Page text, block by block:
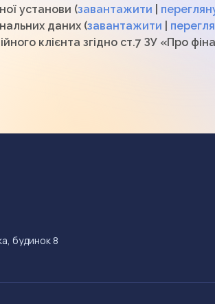
установи (завантажити
даних (завантажити
клієнта згідно ст.7 ЗУ «Про
будинок 8